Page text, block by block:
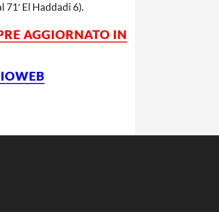
71′ El Haddadi 6).
AGGIORNATO IN